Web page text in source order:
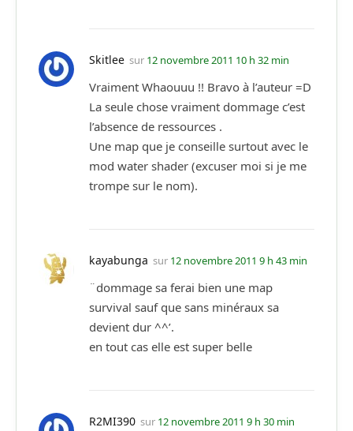
Skitlee sur 12 novembre 2011 10 h 32 min
Vraiment Whaouuu !! Bravo à l’auteur =D
La seule chose vraiment dommage c’est
l’absence de ressources .
Une map que je conseille surtout avec le
mod water shader (excuser moi si je me
trompe sur le nom).
kayabunga sur 12 novembre 2011 9 h 43 min
¨dommage sa ferai bien une map
survival sauf que sans minéraux sa
devient dur ^^’.
en tout cas elle est super belle
R2MI390 sur 12 novembre 2011 9 h 30 min